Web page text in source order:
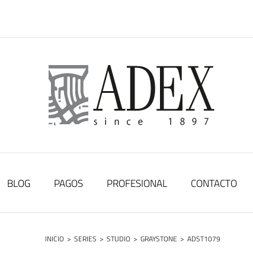
BLOG PAGOS PROFESIONAL CONTACTO
INICIO > SERIES > STUDIO > GRAYSTONE > ADST1079